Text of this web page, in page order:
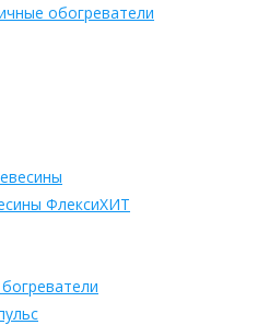
обогреватели
ФлексиХИТ